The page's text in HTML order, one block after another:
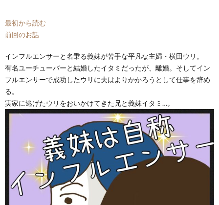
最初から読む
前回のお話
インフルエンサーと名乗る義妹が苦手な平凡な主婦・横田ウリ。
有名ユーチューバーと結婚したイタミだったが、離婚。そしてイン
フルエンサーで成功したウリに夫はよりかかろうとして仕事を辞め
る。
実家に逃げたウリをおいかけてきた兄と義妹イタミ…。